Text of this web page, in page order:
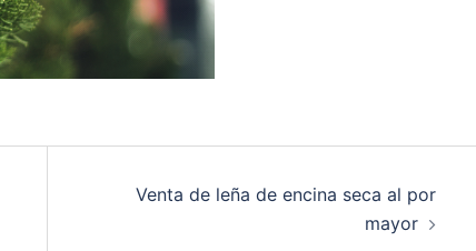
Venta de leña de encina seca al por
mayor